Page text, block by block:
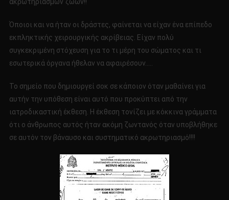
Όποιοι και να ήταν οι δράστες, φαίνεται να είχαν ένα επίπεδο
εκπληκτικής χειρουργικής ακρίβειας. Είχαν πολύ
συγκεκριμένη στόχευση για το τι μέρη του σώματος και τι
εσωτερικά όργανα ήθελαν να αφαιρέσουν…..
Το σημείο που δημιουργεί σοκ σε κάποιον όταν μαθαίνει για
αυτήν την υπόθεση είναι αυτό που προκύπτει από την
ιατροδικαστική έκθεση. Η έκθεση τονίζει με κόκκινα γράμματα
ότι ο άνθρωπος αυτός ήταν ακόμη ζωντανός όταν υποβλήθηκε
σε αυτόν τον βάναυσο και συστηματικό ακρωτηριασμό!!!!